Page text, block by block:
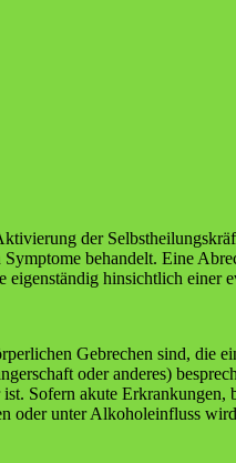
der
behandelt. Eine
hinsichtlich einer
Gebrechen sind, die
oder anderes)
Sofern akute Erkrankungen,
unter Alkoholeinfluss